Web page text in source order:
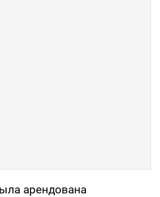
арендована